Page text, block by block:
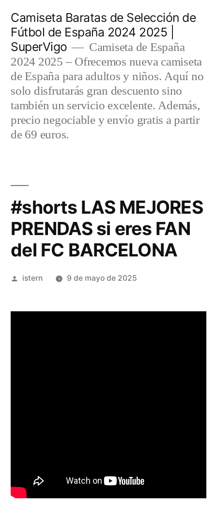
contenido
Camiseta Baratas de Selección de
Fútbol de España 2024 2025 |
SuperVigo
Camiseta de España
2024 2025 – Ofrecemos nueva camiseta
de España para adultos y niños. Aquí no
solo disfrutarás gran descuento sino
también un servicio excelente. Además,
precio negociable y envío gratis a partir
de 69 euros.
#shorts LAS MEJORES
PRENDAS si eres FAN
del FC BARCELONA
Publicado
istern 9 de mayo de 2025